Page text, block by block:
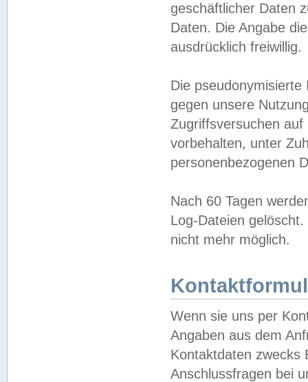
geschäftlicher Daten
Daten. Die Angabe
ausdrücklich freiwillig.
Die
gegen unsere
Zugriffsversuchen
vorbehalten, unter
personenbezogenen
Nach 60 Tagen
Log-Dateien
nicht mehr möglich.
Wenn sie uns per
Angaben aus dem
Kontaktdaten zwecks
Anschlussfragen bei